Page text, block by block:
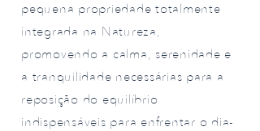
pequena propriedade totalmente
integrada na Natureza,
promovendo a calma, serenidade e
a tranquilidade necessárias para a
reposição do equilíbrio
indispensáveis para enfrentar o dia-